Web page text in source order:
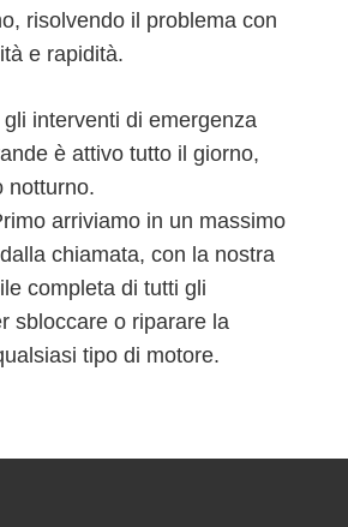
risolvendo il problema con
e rapidità.
interventi di emergenza
è attivo tutto il giorno,
notturno.
arriviamo in un massimo
chiamata, con la nostra
completa di tutti gli
sbloccare o riparare la
tipo di motore.